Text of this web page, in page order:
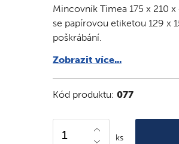
Mincovník Timea 175 x 210
se papírovou etiketou 129 x
poškrábání.
Zobrazit více...
Kód produktu: 077
ks